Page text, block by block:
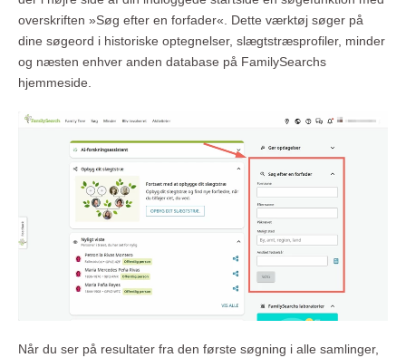
overskriften »Søg efter en forfader«. Dette værktøj søger på
dine søgeord i historiske optegnelser, slægtstræsprofiler, minder
og næsten enhver anden database på FamilySearchs
hjemmeside.
Når du ser på resultater fra den første søgning i alle samlinger,